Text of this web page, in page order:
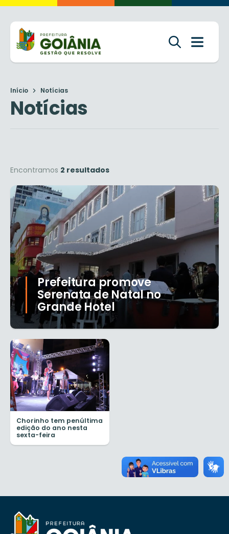
Início Notícias
Notícias
Encontramos 2 resultados
Prefeitura promove
Serenata de Natal no
Grande Hotel
Chorinho tem penúltima
edição do ano nesta
sexta-feira